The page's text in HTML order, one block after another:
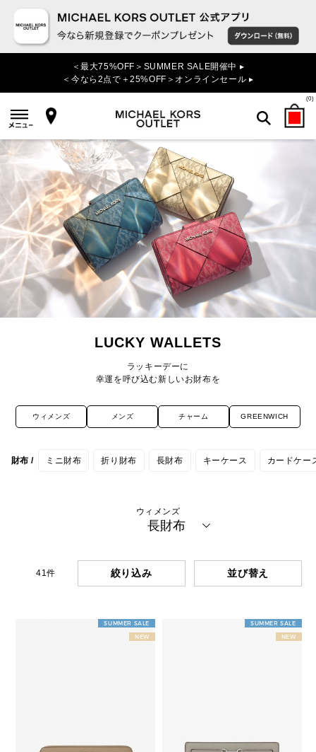
＜最大75%OFF＞SUMMER SALE開催中 ▸
＜今なら2点で＋25%OFF＞オンラインセール ▸
(0)
LUCKY WALLETS
ラッキーデーに
幸運を呼び込む新しいお財布を
ウィメンズ メンズ チャーム GREENWICH
財布 / ミニ財布 折り財布 長財布 キーケース カードケー
ウィメンズ
長財布
41件 絞り込み
SUMMER SALE
NEW
SUMMER SALE
NEW